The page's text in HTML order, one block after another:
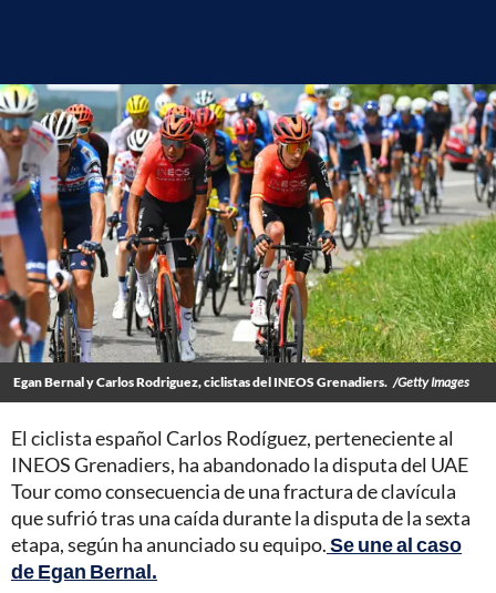
Egan Bernal y Carlos Rodriguez, ciclistas del INEOS Grenadiers. /Getty Images
El ciclista español Carlos Rodíguez, perteneciente al
INEOS Grenadiers, ha abandonado la disputa del UAE
Tour como consecuencia de una fractura de clavícula
que sufrió tras una caída durante la disputa de la sexta
etapa, según ha anunciado su equipo.Se une al caso
de Egan Bernal.